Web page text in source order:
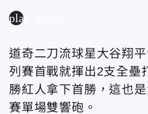
play_arrow
道奇二刀流球星大谷翔
列賽首戰就揮出2支全壘
勝紅人拿下首勝，這也
賽單場雙響砲。